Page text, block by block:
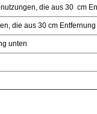
die aus 30 cm
die aus 30 cm
unten